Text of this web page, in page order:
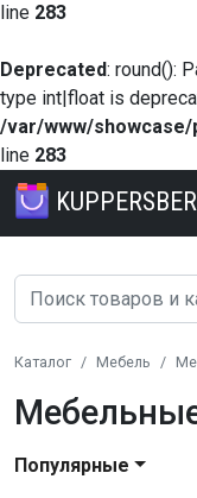
line 283
Deprecated: round():
type int|float is
/var/www/
line 283
Каталог Мебель
Популярные